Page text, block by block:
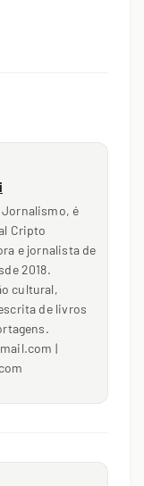
é
Cripto
e jornalista de
2018.
cultural,
de livros
|